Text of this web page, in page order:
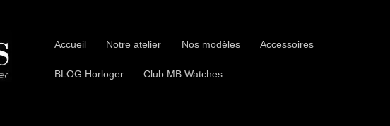
Accueil Notre atelier Nos modèles Accessoires
BLOG Horloger Club MB Watches